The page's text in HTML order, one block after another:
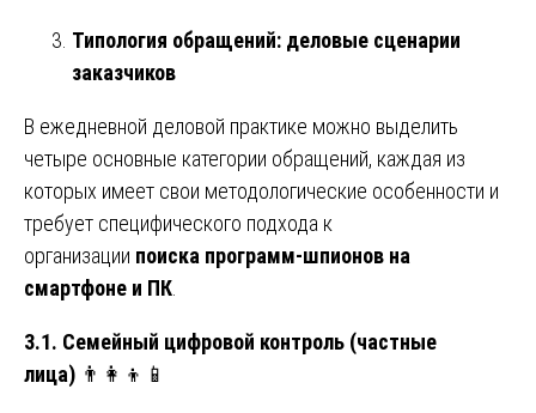
Типология обращений: деловые сценарии
заказчиков
В ежедневной деловой практике можно выделить
четыре основные категории обращений, каждая из
которых имеет свои методологические особенности и
требует специфического подхода к
организации поиска программ-шпионов на
смартфоне и ПК
3.1. Семейный цифровой контроль (частные
лица) 👨‍👩‍👦📱